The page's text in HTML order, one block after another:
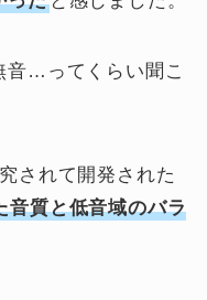
音…ってくらい聞こ
されて開発された
音質と低音域のバラ